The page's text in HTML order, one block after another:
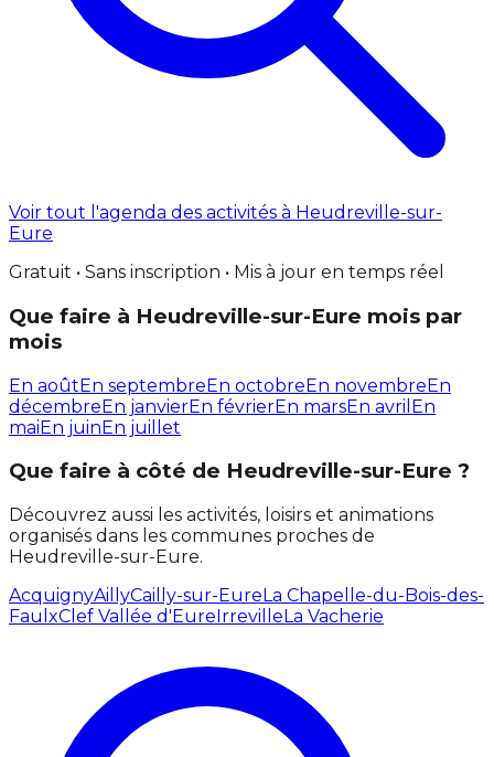
Voir tout l'agenda des activités à Heudreville-sur-
Eure
Gratuit • Sans inscription • Mis à jour en temps réel
Que faire à Heudreville-sur-Eure mois par
mois
En aoûtEn septembreEn octobreEn novembreEn
décembreEn janvierEn févrierEn marsEn avril En
maiEn juinEn juillet
Que faire à côté de Heudreville-sur-Eure ?
Découvrez aussi les activités, loisirs et animations
organisés dans les communes proches de
Heudreville-sur-Eure.
AcquignyAillyCailly-sur-EureLa Chapelle-du-Bois-des-
FaulxClef Vallée d'EureIrrevilleLa Vacherie